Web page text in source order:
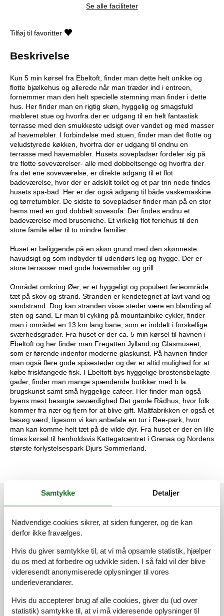
Se alle faciliteter
Tilføj til favoritter
Beskrivelse
Kun 5 min kørsel fra Ebeltoft, finder man dette helt unikke og
flotte bjælkehus og allerede når man træder ind i entreen,
fornemmer man den helt specielle stemning man finder i dette
hus. Her finder man en rigtig skøn, hyggelig og smagsfuld
møbleret stue og hvorfra der er udgang til en helt fantastisk
terrasse med den smukkeste udsigt over vandet og med masser
af havemøbler. I forbindelse med stuen, finder man det flotte og
veludstyrede køkken, hvorfra der er udgang til endnu en
terrasse med havemøbler. Husets sovepladser fordeler sig på
tre flotte soveværelser- alle med dobbeltsenge og hvorfra der
fra det ene soveværelse, er direkte adgang til et flot
badeværelse, hvor der er adskilt toilet og et par trin nede findes
husets spa-bad. Her er der også adgang til både vaskemaskine
og tørretumbler. De sidste to sovepladser finder man på en stor
hems med en god dobbelt sovesofa. Der findes endnu et
badeværelse med bruseniche. Et virkelig flot feriehus til den
store famile eller til to mindre familier.
Huset er beliggende på en skøn grund med den skønneste
havudsigt og som indbyder til udendørs leg og hygge. Der er
store terrasser med gode havemøbler og grill.
Området omkring Øer, er et hyggeligt og populært ferieområde
tæt på skov og strand. Stranden er kendetegnet af lavt vand og
sandstrand. Dog kan stranden visse steder være en blanding af
sten og sand. Er man til cykling på mountainbike cykler, finder
man i området en 13 km lang bane, som er inddelt i forskellige
sværhedsgrader. Fra huset er der ca. 5 min kørsel til havnen i
Ebeltoft og her finder man Fregatten Jylland og Glasmuseet,
som er førende indenfor moderne glaskunst. På havnen finder
man også flere gode spisesteder og der er altid mulighed for at
købe friskfangede fisk. I Ebeltoft bys hyggelige brostensbelagte
gader, finder man mange spændende butikker med b.la.
brugskunst samt små hyggelige cafeer. Her finder man også
byens mest besøgte seværdighed Det gamle Rådhus, hvor folk
kommer fra nær og fjern for at blive gift. Maltfabrikken er også et
besøg værd, ligesom vi kan anbefale en tur i Ree-park, hvor
man kan komme helt tæt på de vilde dyr. Fra huset er der en lille
times kørsel til henholdsvis Kattegatcentret i Grenaa og Nordens
største forlystelsespark Djurs Sommerland.
Vores gæsteanmeldelser Vores gæsteanmeldelser
4,5 vurderinger
Sidste vurdering fra d. 20-07-2025
5
4
2
1
Samtykke Detaljer
Nødvendige cookies sikrer, at siden fungerer, og de kan
derfor ikke fravælges.
Hvis du giver samtykke til, at vi må opsamle statistik, hjælper
du os med at forbedre og udvikle siden. I så fald vil der blive
videresendt anonymiserede oplysninger til vores
underleverandører.
Hvis du accepterer brug af alle cookies, giver du (ud over
statistik) samtykke til, at vi må videresende oplysninger til